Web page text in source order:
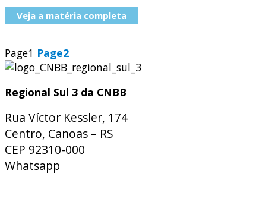
Veja a matéria completa
Page1 Page2
Regional Sul 3 da CNBB
Rua Víctor Kessler, 174
Centro, Canoas – RS
CEP 92310-000
Whatsapp